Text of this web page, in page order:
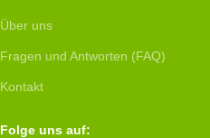
Über uns
Fragen und Antworten (FAQ)
Kontakt
Folge uns auf: